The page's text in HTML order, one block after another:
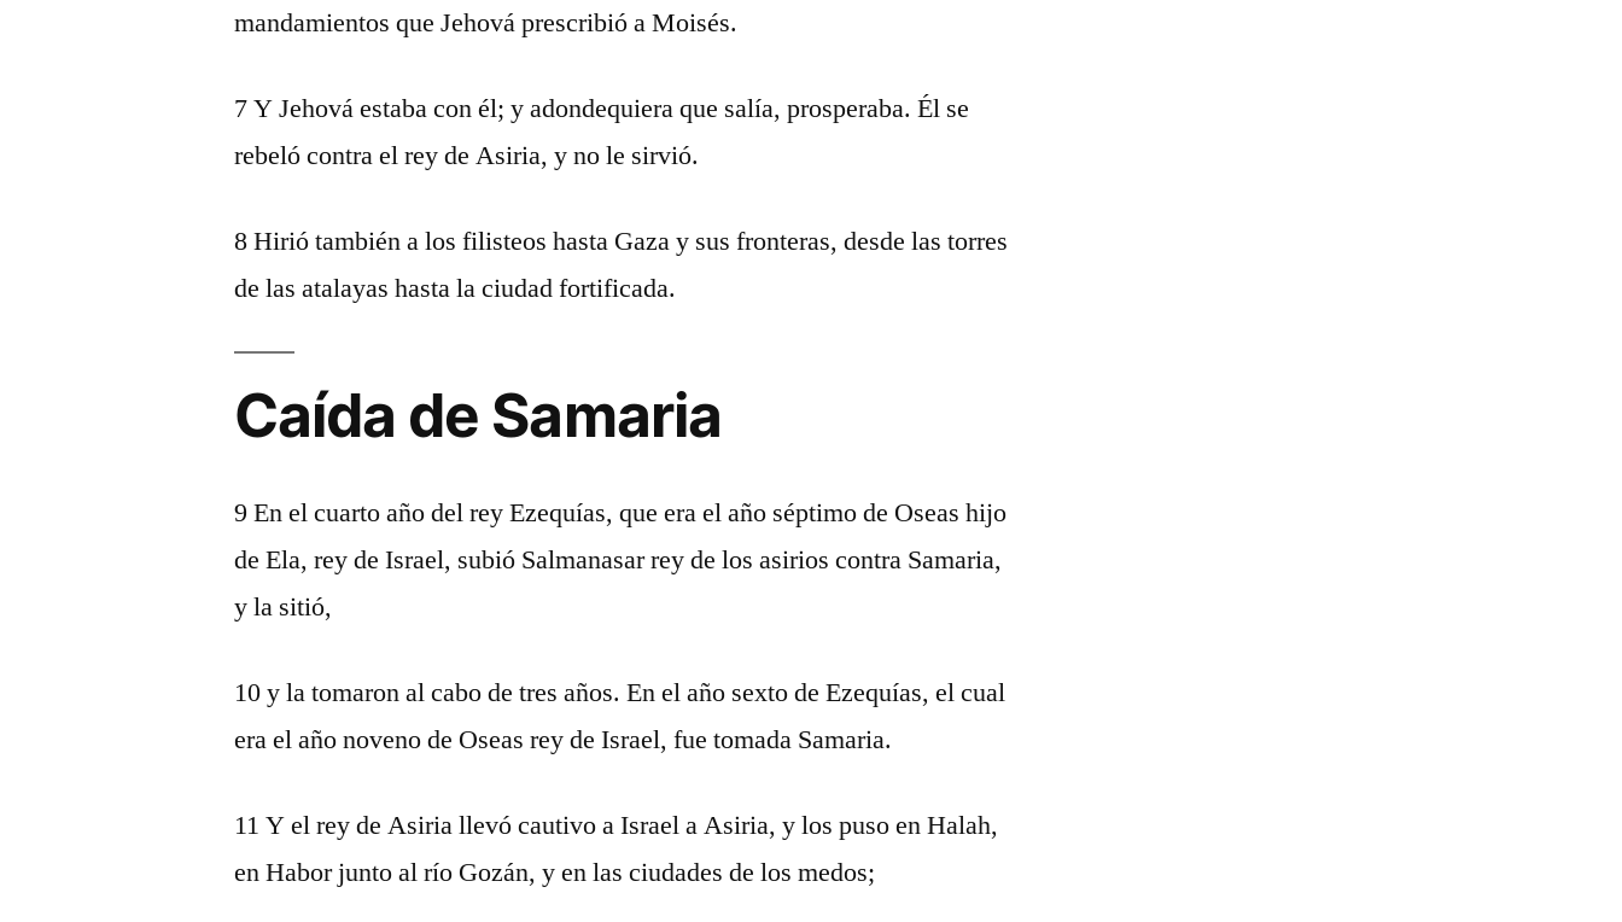
mandamientos que Jehová prescribió a Moisés.
7 Y Jehová estaba con él; y adondequiera que salía, prosperaba. Él se
rebeló contra el rey de Asiria, y no le sirvió.
8 Hirió también a los filisteos hasta Gaza y sus fronteras, desde las torres
de las atalayas hasta la ciudad fortificada.
Caída de Samaria
9 En el cuarto año del rey Ezequías, que era el año séptimo de Oseas hijo
de Ela, rey de Israel, subió Salmanasar rey de los asirios contra Samaria,
y la sitió,
10 y la tomaron al cabo de tres años. En el año sexto de Ezequías, el cual
era el año noveno de Oseas rey de Israel, fue tomada Samaria.
11 Y el rey de Asiria llevó cautivo a Israel a Asiria, y los puso en Halah,
en Habor junto al río Gozán, y en las ciudades de los medos;